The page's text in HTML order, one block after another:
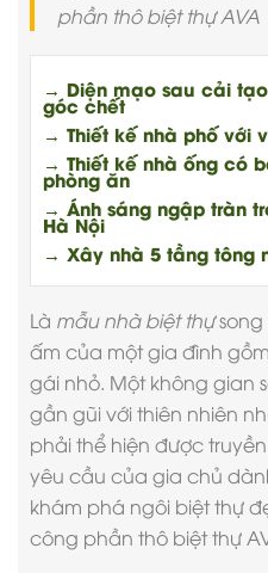
phần thô biệt thự AVA
→ Diện mạo sau cải
góc chết
→ Thiết kế nhà phố với
→ Thiết kế nhà ống có
phòng ăn
→ Ánh sáng ngập tràn
Hà Nội
→ Xây nhà 5 tầng tông
Là mẫu nhà biệt thựsong
ấm của một gia đình
gái nhỏ. Một không gian
gần gũi với thiên nhiên
phải thể hiện được
yêu cầu của gia chủ
khám phá ngôi biệt thự
công phần thô biệt thự